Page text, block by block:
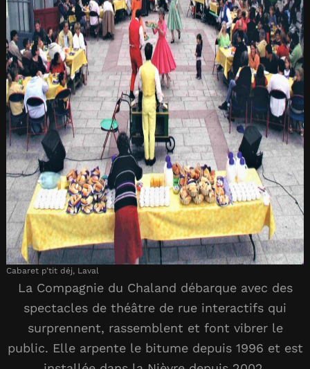
Cabaret p’tit déj, Laval
La Compagnie du Chaland débarque avec des
spectacles de théâtre de rue interactifs qui
surprennent, rassemblent et font vibrer le
public. Elle arpente le bitume depuis 1996 et est